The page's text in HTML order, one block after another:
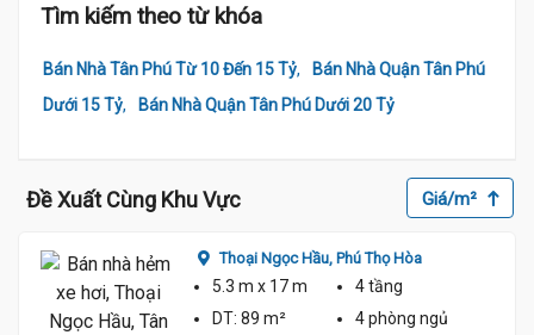
Tìm kiếm theo từ khóa
Bán Nhà Tân Phú Từ 10 Đến 15 Tỷ,
Bán Nhà Quận Tân Phú
Dưới 15 Tỷ, Bán Nhà Quận Tân Phú Dưới 20 Tỷ
Đề Xuất Cùng Khu Vực Giá/m²
Thoại Ngọc Hầu, Phú Thọ Hòa
5.3 m x 17 m
4 tầng
DT: 89 m² 4 phòng ngủ